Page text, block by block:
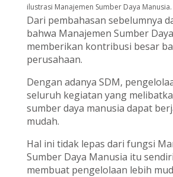
ilustrasi Manajemen Sumber Daya
Dari pembahasan sebelumnya
bahwa Manajemen Sumber
memberikan kontribusi besar
perusahaan.
Dengan adanya SDM,
seluruh kegiatan yang
sumber daya manusia dapat
mudah.
Hal ini tidak lepas dari fungsi
Sumber Daya Manusia itu
membuat pengelolaan lebih